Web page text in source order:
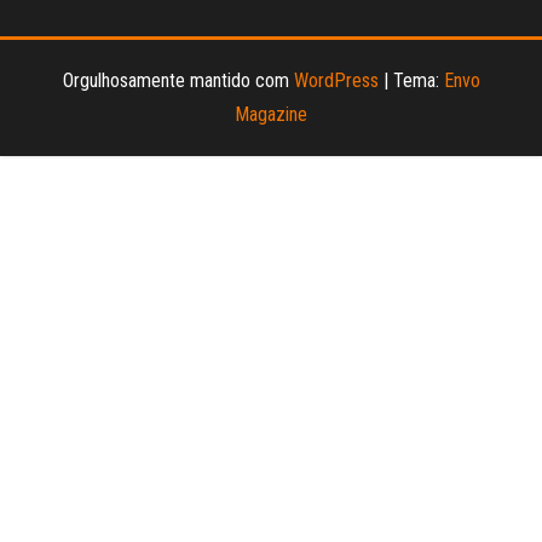
Orgulhosamente mantido com WordPress Tema: Envo
Magazine